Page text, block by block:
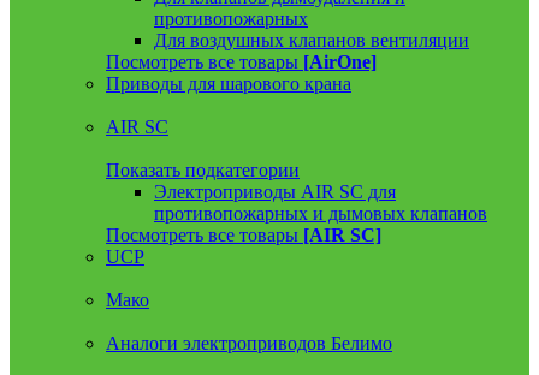
противопожарных
Для воздушных клапанов вентиляции
Посмотреть все товары [AirOne]
Приводы для шарового крана
AIR SC
Показать подкатегории
Электроприводы AIR SC для
противопожарных и дымовых клапанов
Посмотреть все товары [AIR SC]
UCP
Мако
Аналоги электроприводов Белимо